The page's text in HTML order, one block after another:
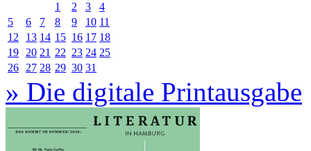
1
2 3
4
5
6 7 8 9 10 11
12
13 14 15 16 17 18
19
20 21 22 23 24 25
26
27 28 29 30 31
» Die digitale Printausgabe